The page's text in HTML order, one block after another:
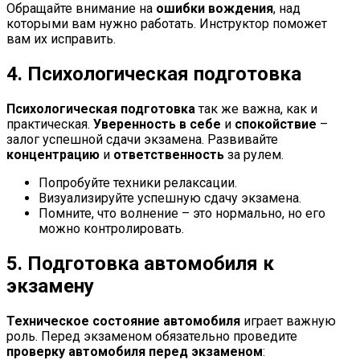
Обращайте внимание на ошибки вождения, над
которыми вам нужно работать. Инструктор поможет
вам их исправить.
4. Психологическая подготовка
Психологическая подготовкатак же важна, как и
практическая. Уверенность в себе и спокойствие –
залог успешной сдачи экзамена. Развивайте
концентрацию и ответственность за рулем.
Попробуйте техники релаксации.
Визуализируйте успешную сдачу экзамена.
Помните, что волнение – это нормально, но его
можно контролировать.
5. Подготовка автомобиля к
экзамену
Техническое состояние автомобиля играет важную
роль. Перед экзаменом обязательно проведите
проверку автомобиля перед экзаменом: